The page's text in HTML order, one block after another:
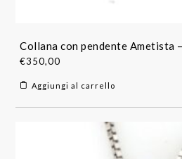
Collana con pendente Ametista
€350,00
Aggiungi al carrello